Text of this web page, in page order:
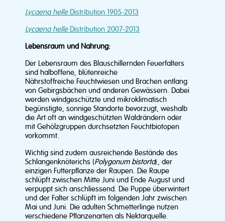
Lycaena helleDistribution 1905-2013
Lycaena helleDistribution 2007-2013
Lebensraum und Nahrung:
Der Lebensraum des Blauschillernden Feuerfalters
sind halboffene, blütenreiche
Nährstoffreiche Feuchtwiesen und Brachen entlang
von Gebirgsbächen und anderen Gewässern. Dabei
werden windgeschützte und mikroklimatisch
begünstigte, sonnige Standorte bevorzugt, weshalb
die Art oft an windgeschützten Waldrändern oder
mit Gehölzgruppen durchsetzten Feuchtbiotopen
vorkommt.
Wichtig sind zudem ausreichende Bestände des
Schlangenknöterichs (Polygonum bistorta), der
einzigen Futterpflanze der Raupen. Die Raupe
schlüpft zwischen Mitte Juni und Ende August und
verpuppt sich anschliessend. Die Puppe überwintert
und der Falter schlüpft im folgenden Jahr zwischen
Mai und Juni. Die adulten Schmetterlinge nutzen
verschiedene Pflanzenarten als Nektarquelle.